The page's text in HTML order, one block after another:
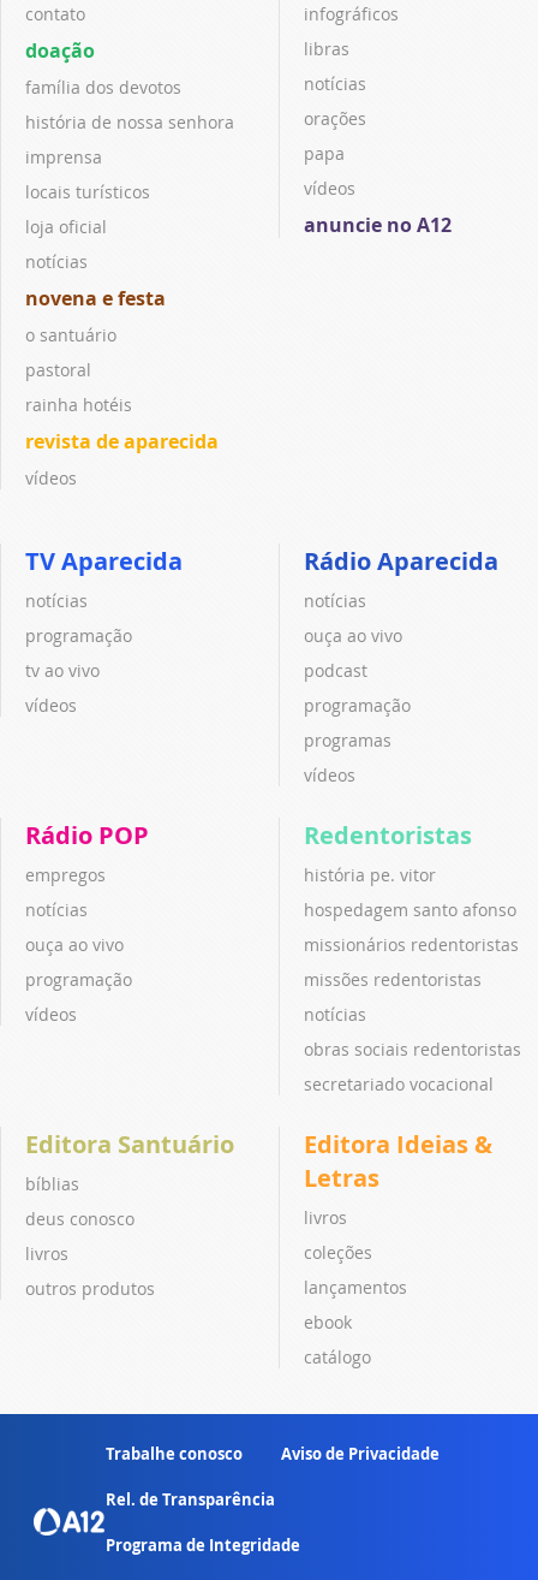
contato
doação
família dos devotos
história de nossa senhora
imprensa
locais turísticos
loja oficial
notícias
novena e festa
o santuário
pastoral
rainha hotéis
revista de aparecida
vídeos
infográficos
libras
notícias
orações
papa
vídeos
anuncie no A12
TV Aparecida
notícias
programação
tv ao vivo
vídeos
Rádio Aparecida
notícias
ouça ao vivo
podcast
programação
programas
vídeos
Rádio POP
empregos
notícias
ouça ao vivo
programação
vídeos
Redentoristas
história pe. vitor
hospedagem santo afonso
missionários redentoristas
missões redentoristas
notícias
obras sociais redentoristas
secretariado vocacional
Editora Santuário
bíblias
deus conosco
livros
outros produtos
Editora Ideias &
Letras
livros
coleções
lançamentos
ebook
catálogo
Trabalhe conosco Aviso de Privacidade
Rel. de Transparência
Programa de Integridade